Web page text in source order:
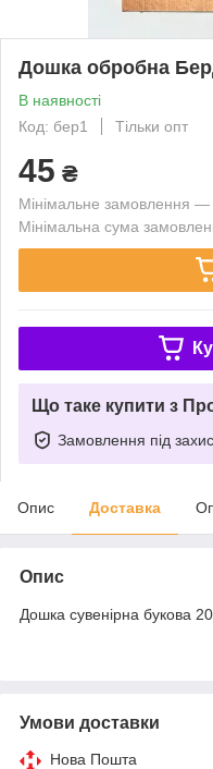
Дошка обробна
В наявності
Код: бер1
Тільки опт
45 ₴
Мінімальне замовлення —
Мінімальна сума
Що таке купити з
Замовлення під
Опис Доставка
Опис
Дошка сувенірна букова
Умови доставки
Нова Пошта